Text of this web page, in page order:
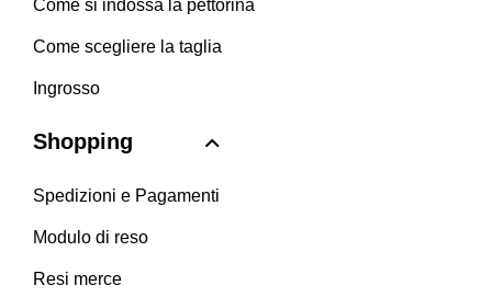
Come si indossa la pettorina
Come scegliere la taglia
Ingrosso
Shopping
Spedizioni e Pagamenti
Modulo di reso
Resi merce